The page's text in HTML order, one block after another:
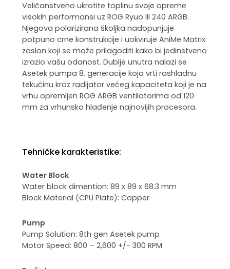
Veličanstveno ukrotite toplinu svoje opreme
visokih performansi uz ROG Ryuo III 240 ARGB.
Njegova polarizirana školjka nadopunjuje
potpuno crne konstrukcije i uokviruje AniMe Matrix
zaslon koji se može prilagoditi kako bi jedinstveno
izrazio vašu odanost. Dublje unutra nalazi se
Asetek pumpa 8. generacije koja vrti rashladnu
tekućinu kroz radijator većeg kapaciteta koji je na
vrhu opremljen ROG ARGB ventilatorima od 120
mm za vrhunsko hlađenje najnovijih procesora.
Tehničke karakteristike:
Water Block
Water block dimention: 89 x 89 x 68.3 mm
Block Material (CPU Plate): Copper
Pump
Pump Solution: 8th gen Asetek pump
Motor Speed: 800 – 2,600 +/- 300 RPM